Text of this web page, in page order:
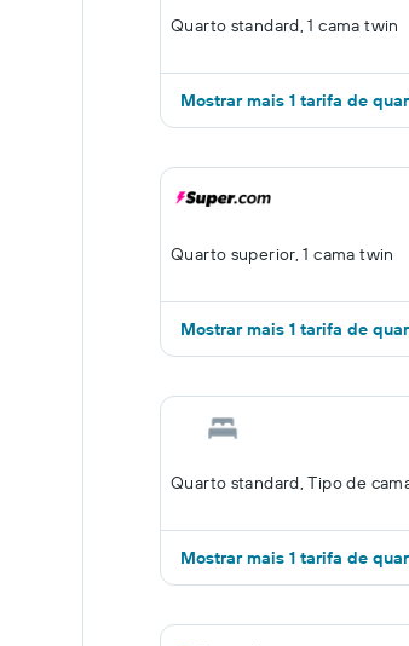
Quarto standard, 1 cama twin
Mostrar mais 1 tarifa de
Quarto superior, 1 cama twin
Mostrar mais 1 tarifa de
Quarto standard, Tipo de
Mostrar mais 1 tarifa de